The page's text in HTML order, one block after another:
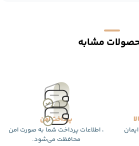
مشابه
پرداخت امن
، اطلاعات پرداخت شما به صورت امن
محافظت می‌شود.